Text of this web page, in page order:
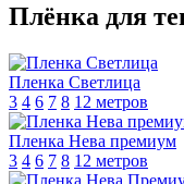
Плёнка для
Пленка Светлица
3 4 6 7 8 12 метров
Пленка Нева премиум
3 4 6 7 8 12 метров